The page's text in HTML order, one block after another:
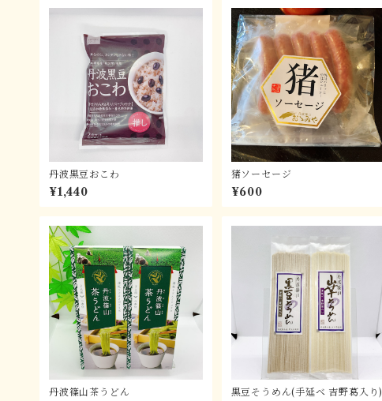
丹波黒豆おこわ
¥1,440
猪ソーセージ
¥600
丹波篠山茶うどん 黒豆そうめん(手延べ 吉野葛入り)